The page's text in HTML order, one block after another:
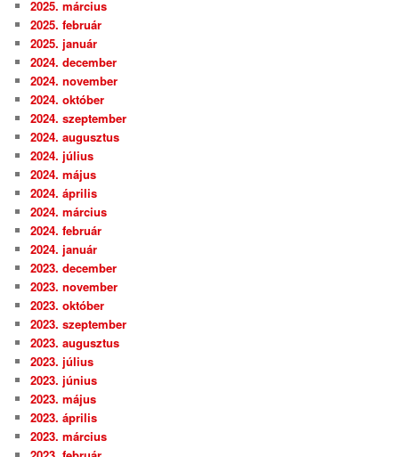
2025. március
2025. február
2025. január
2024. december
2024. november
2024. október
2024. szeptember
2024. augusztus
2024. július
2024. május
2024. április
2024. március
2024. február
2024. január
2023. december
2023. november
2023. október
2023. szeptember
2023. augusztus
2023. július
2023. június
2023. május
2023. április
2023. március